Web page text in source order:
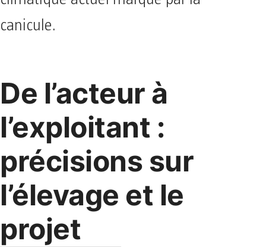
canicule.
De l’acteur à
l’exploitant :
précisions sur
l’élevage et le
projet